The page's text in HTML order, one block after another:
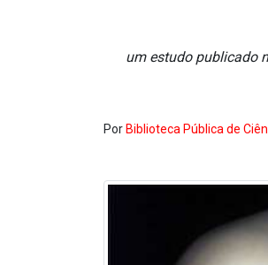
um estudo publicado
Por Biblioteca Pública de